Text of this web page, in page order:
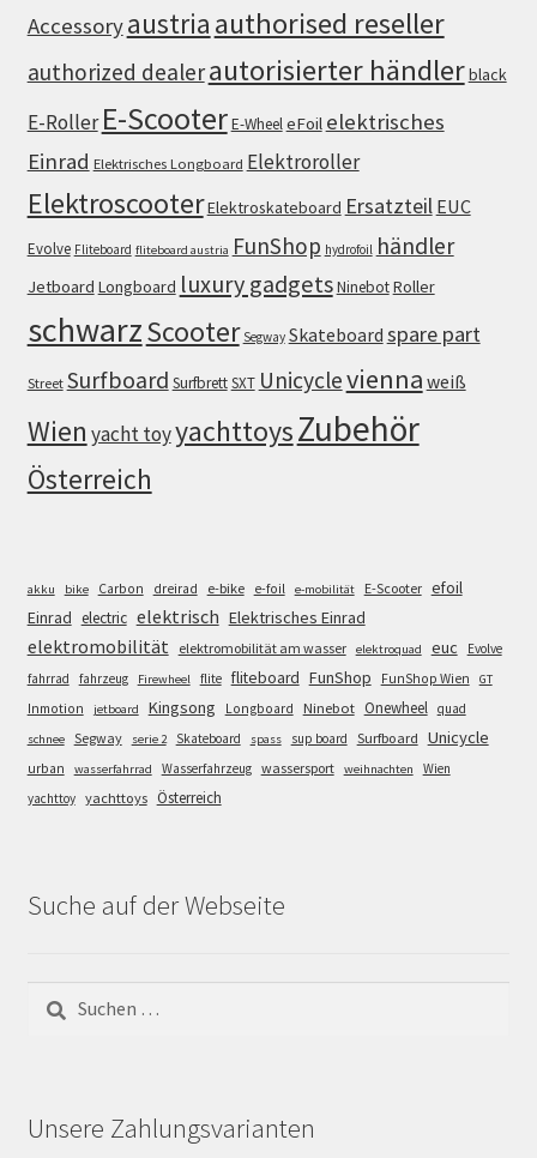
Accessoryaustria authorised reseller
authorized dealerautorisierter händlerblack
E-Roller E-ScooterE-WheeleFoil elektrisches
Einrad Elektrisches Longboard Elektroroller
ElektroscooterElektroskateboard Ersatzteil EUC
Evolve Fliteboard fliteboard austria FunShop hydrofoil händler
Jetboard Longboard luxury gadgetsNinebotRoller
schwarzScooter Segway Skateboard spare part
Street Surfboard SurfbrettSXT Unicyclevienna weiß
Wien yacht toyyachttoysZubehör
Österreich
akku bike Carbon dreirad e-bike e-foil e-mobilität E-Scooter efoil
Einrad electric elektrisch Elektrisches Einrad
elektromobilität elektromobilität am wasser elektroquad euc
Evolve
fahrrad
fahrzeug Firewheel flite fliteboard FunShop FunShop Wien GT
Inmotion jetboard Kingsong Longboard Ninebot Onewheel quad
schnee Segway serie 2 Skateboard spass sup board Surfboard Unicycle
urban wasserfahrrad Wasserfahrzeug wassersport weihnachten
Wien
yachttoy yachttoys Österreich
Suche auf der Webseite
nach:
Unsere Zahlungsvarianten